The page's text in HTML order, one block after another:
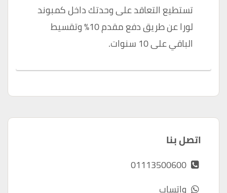
تستطيع التعاقد على وحدتك داخل كمبوند
لورا عن طريق دفع مقدم 10% وتقسيط
الباقي على 10 سنوات.
اتصل بنا
01113500600
واتساب